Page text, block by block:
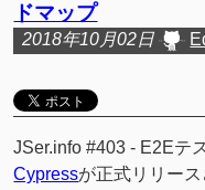
ドマップ
2018年10月02日
JSer.info #403 - E2Eテ
Cypressが正式リリー